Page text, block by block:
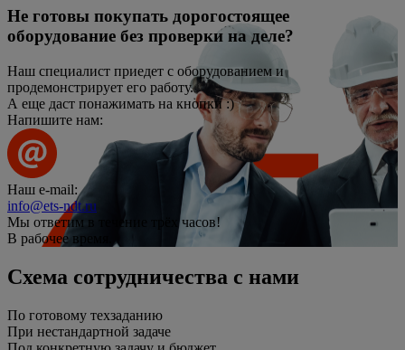
Не готовы покупать дорогостоящее
оборудование без проверки на деле?
Наш специалист приедет с оборудованием и
продемонстрирует его работу.
А еще даст понажимать на кнопки :)
Напишите нам:
Наш e-mail:
info@ets-ndt.ru
Мы ответим в течение
трёх часов!
В рабочее время.
Схема сотрудничества с нами
По готовому техзаданию
При нестандартной задаче